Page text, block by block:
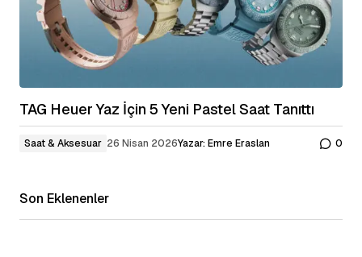
TAG Heuer Yaz İçin 5 Yeni Pastel Saat Tanıttı
Saat & Aksesuar 26 Nisan 2026Yazar: Emre Eraslan 0
Son Eklenenler